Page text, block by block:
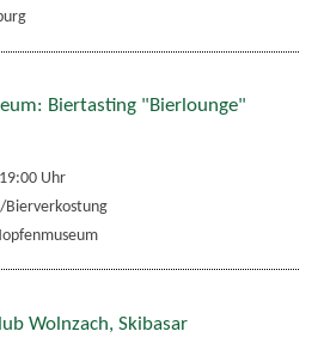
Biertasting "Bierlounge"
Uhr
Bierverkostung
Wolnzach, Skibasar